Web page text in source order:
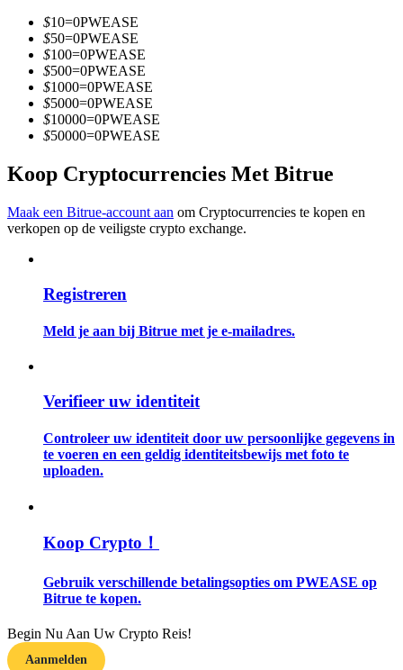
Geniet van winstdeling en copy trading commissies
Big data-analyse inclusief handelsinformatie, enz.
Futures-startgids
Handelsstrategieën
Leer hoe u winstgevend kunt blijven
$10=0PWEASE
$50=0PWEASE
$100=0PWEASE
$500=0PWEASE
$1000=0PWEASE
$5000=0PWEASE
$10000=0PWEASE
$50000=0PWEASE
Koop Cryptocurrencies Met Bitrue
Maak een Bitrue-account aan om Cryptocurrencies te kopen en
verkopen op de veiligste crypto exchange.
Registreren
Meld je aan bij Bitrue met je e-mailadres.
Verifieer uw identiteit
Controleer uw identiteit door uw persoonlijke gegevens in
te voeren en een geldig identiteitsbewijs met foto te
uploaden.
Koop Crypto！
Gebruik verschillende betalingsopties om PWEASE op
Bitrue te kopen.
Begin Nu Aan Uw Crypto Reis!
Aanmelden